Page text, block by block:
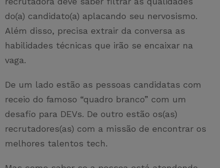
do(a) candidato(a) aplacando seu nervosismo.
Além disso, precisa extrair da conversa as
habilidades técnicas que irão se encaixar na
vaga.
De um lado estão as pessoas candidatas com
receio do famoso “quadro branco” com um
desafio para DEVs. De outro estão os(as)
recrutadores(as) com a missão de encontrar os
melhores talentos tech.